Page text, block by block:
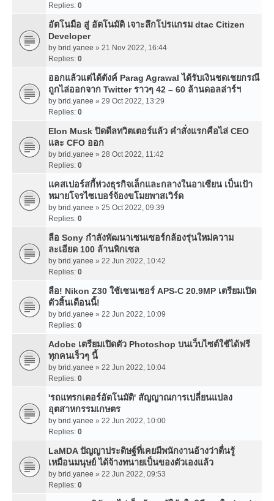
Replies: 0
อัตโนมือ สู่ อัตโนมัติ เจาะลึกโปรแกรม dtac Citizen
Developer
by brid.yanee » 21 Nov 2022, 16:44
Replies: 0
ออกแล้วแต่ได้ตังค์ Parag Agrawal ได้รับเงินชดเชยกรณี
ถูกไล่ออกจาก Twitter ราวๆ 42 – 60 ล้านดอลล่าร์ฯ
by brid.yanee » 29 Oct 2022, 13:29
Replies: 0
Elon Musk ปิดดีลทวิตเตอร์แล้ว คำสั่งแรกคือไล่ CEO
และ CFO ออก
by brid.yanee » 28 Oct 2022, 11:42
Replies: 0
แคสเปอร์สกี้ห่วงธุรกิจเล็กและกลางในอาเซียน เป็นเป้า
หมายโจรไซเบอร์จ้องขโมยพาสเวิร์ด
by brid.yanee » 25 Oct 2022, 09:39
Replies: 0
ลือ Sony กำลังพัฒนาเซนเซอร์กล้องรุ่นใหม่ความ
ละเอียด 100 ล้านพิกเซล
by brid.yanee » 22 Jun 2022, 10:42
Replies: 0
ลือ! Nikon Z30 ใช้เซนเซอร์ APS-C 20.9MP เตรียมเปิด
ตัวสิ้นเดือนนี้!
by brid.yanee » 22 Jun 2022, 10:09
Replies: 0
Adobe เตรียมเปิดตัว Photoshop บนเว็บไซต์ใช้ได้ฟรี
ทุกคนเร็วๆ นี้
by brid.yanee » 22 Jun 2022, 10:04
Replies: 0
'รถแทรกเตอร์อัตโนมัติ' สัญญาณการเปลี่ยนแปลง
อุตสาหกรรมเกษตร
by brid.yanee » 22 Jun 2022, 10:00
Replies: 0
LaMDA ปัญญาประดิษฐ์ที่เคยมีพนักงานอ้างว่าตื่นรู้
เหมือนมนุษย์ ได้จ้างทนายเป็นของตัวเองแล้ว
by brid.yanee » 22 Jun 2022, 09:53
Replies: 0